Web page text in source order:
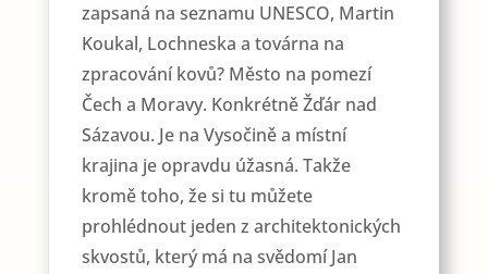
zapsaná na seznamu UNESCO, Martin
Koukal, Lochneska a továrna na
zpracování kovů? Město na pomezí
Čech a Moravy. Konkrétně Žďár nad
Sázavou. Je na Vysočině a místní
krajina je opravdu úžasná. Takže
kromě toho, že si tu můžete
prohlédnout jeden z architektonických
skvostů, který má na svědomí Jan